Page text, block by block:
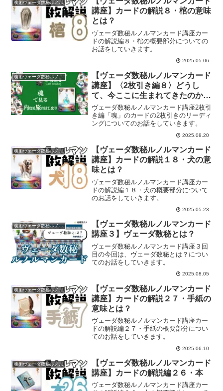
魂術ヴェーダ数秘ルノルマンカード
講座】カードの解説８・棺の意味
とは？
ヴェーダ数秘ルノルマンカード講座カー
ドの解説編８・棺の概要部分についての
お話をしていきます。
2025.05.06
魂術ヴェーダ数秘ルノルマンカード
【ヴェーダ数秘ルノルマンカード
講座】〈2枚引き編８〉どうし
て、今ここに生まれてきたのか？
～「魂」が開く、内なる旅のはじ
まり～
ヴェーダ数秘ルノルマンカード講座2枚引
き編「魂」のカードの2枚引きのリーディ
ングについてのお話をしていきます。
2025.08.20
魂術ヴェーダ数秘ルノルマンカード
【ヴェーダ数秘ルノルマンカード
講座】カードの解説１８・犬の意
味とは？
ヴェーダ数秘ルノルマンカード講座カー
ドの解説編１８・犬の概要部分について
のお話をしていきます。
2025.05.23
魂術ヴェーダ数秘ルノルマンカード
【ヴェーダ数秘ルノルマンカード
講座３】ヴェーダ数秘とは？
ヴェーダ数秘ルノルマンカード講座３回
目の今回は、ヴェーダ数秘とは？につい
てのお話をしていきます。
2025.08.05
魂術ヴェーダ数秘ルノルマンカード
【ヴェーダ数秘ルノルマンカード
講座】カードの解説２７・手紙の
意味とは？
ヴェーダ数秘ルノルマンカード講座カー
ドの解説編２７・手紙の概要部分につい
てのお話をしていきます。
2025.06.10
魂術ヴェーダ数秘ルノルマンカード
【ヴェーダ数秘ルノルマンカード
講座】カードの解説編２６・本
ヴェーダ数秘ルノルマンカード講座カー